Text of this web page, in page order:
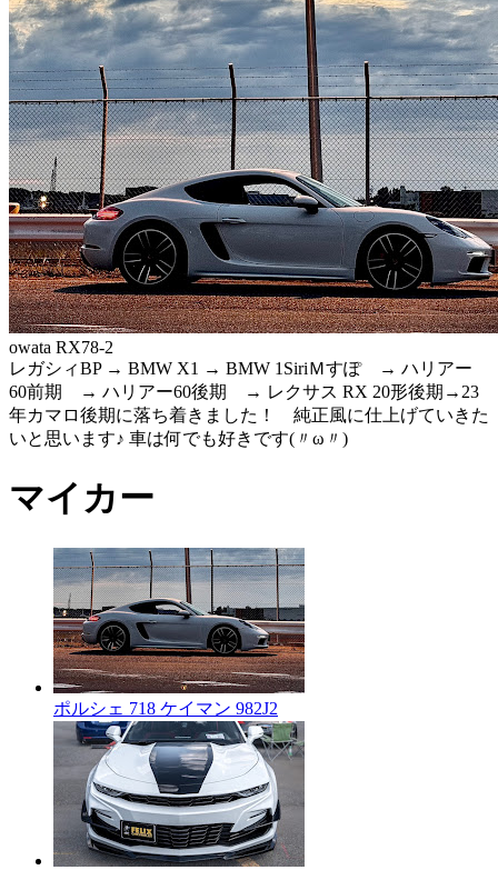
owata RX78-2
レガシィBP → BMW X1 → BMW 1SiriＭすぽ → ハリアー
60前期 → ハリアー60後期 → レクサス RX 20形後期→23
年カマロ後期に落ち着きました！ 純正風に仕上げていきた
いと思います♪ 車は何でも好きです(〃ω〃)
マイカー
ポルシェ 718 ケイマン 982J2